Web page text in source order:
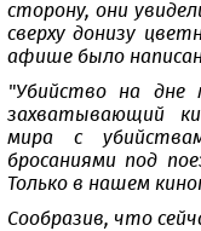
сторону, они
сверху донизу
афише было
"Убийство на дне
захватывающий
мира с
бросаниями под
Только в нашем
Сообразив, что